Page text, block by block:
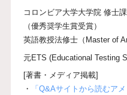
コロンビア大学大学院 修士
（優秀奨学生賞受賞）
英語教授法修士（Master of
元ETS (Educational Testing
[著書・メディア掲載]
・
「Q&Aサイトから読むア